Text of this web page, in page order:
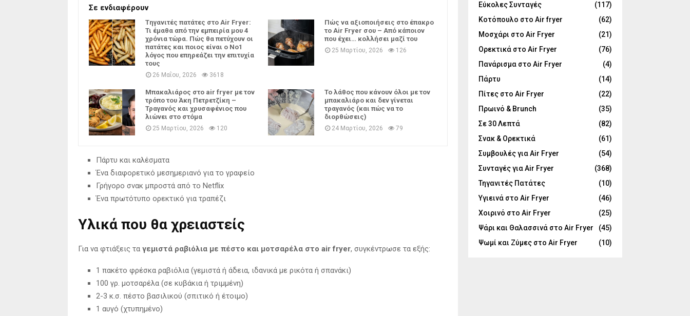
Σε ενδιαφέρουν
Tηγανιτές πατάτες στο Air Fryer:
Τι έμαθα από την εμπειρία μου 4
χρόνια τώρα. Πώς θα πετύχουν οι
πατάτες και ποιος είναι ο Νο1
λόγος που επηρεάζει την επιτυχία
τους
26 Μαΐου, 2026 3618
Πώς να αξιοποιήσεις στο έπακρο
το Air Fryer σου – Από κάποιον
που έχει… κολλήσει μαζί του
25 Μαρτίου, 2026 126
Μπακαλιάρος στο air fryer με τον
τρόπο του Άκη Πετρετζίκη –
Τραγανός και χρυσαφένιος που
λιώνει στο στόμα
25 Μαρτίου, 2026 120
Το λάθος που κάνουν όλοι με τον
μπακαλιάρο και δεν γίνεται
τραγανός (και πώς να το
διορθώσεις)
24 Μαρτίου, 2026 79
Πάρτυ και καλέσματα
Ένα διαφορετικό μεσημεριανό για το γραφείο
Γρήγορο σνακ μπροστά από το Netflix
Ένα πρωτότυπο ορεκτικό για τραπέζι
Υλικά που θα χρειαστείς
Για να φτιάξεις τα γεμιστά ραβιόλια με πέστο και μοτσαρέλα στο air fryer, συγκέντρωσε τα εξής:
1 πακέτο φρέσκα ραβιόλια (γεμιστά ή άδεια, ιδανικά με ρικότα ή σπανάκι)
100 γρ. μοτσαρέλα (σε κυβάκια ή τριμμένη)
2-3 κ.σ. πέστο βασιλικού (σπιτικό ή έτοιμο)
1 αυγό (χτυπημένο)
Εύκολες Συνταγές
(117)
Κοτόπουλο στο Air fryer
(62)
Μοσχάρι στο Air Fryer
(21)
Ορεκτικά στο Air Fryer
(76)
Πανάρισμα στο Air Fryer
(4)
Πάρτυ
(14)
Πίτες στο Air Fryer
(22)
Πρωινό & Brunch
(35)
Σε 30 Λεπτά
(82)
Σνακ & Ορεκτικά
(61)
Συμβουλές για Air Fryer
(54)
Συνταγές για Air Fryer
(368)
Τηγανιτές Πατάτες
(10)
Υγιεινά στο Air Fryer
(46)
Χοιρινό στο Air Fryer
(25)
Ψάρι και Θαλασσινά στο Air Fryer
(45)
Ψωμί και Ζύμες στο Air Fryer
(10)